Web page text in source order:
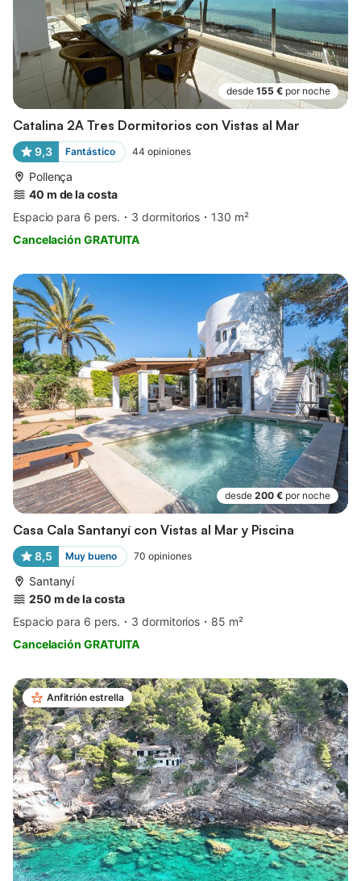
desde 155 € por noche
Catalina 2A Tres Dormitorios con Vistas al Mar
9,3 Fantástico 44 opiniones
Pollença
40 m de la costa
Espacio para 6 pers.
3 dormitorios
130 m²
Cancelación GRATUITA
desde 200 € por noche
Casa Cala Santanyí con Vistas al Mar y Piscina
8,5 Muy bueno 70 opiniones
Santanyí
250 m de la costa
Espacio para 6 pers.
3 dormitorios
85 m²
Cancelación GRATUITA
Anfitrión estrella